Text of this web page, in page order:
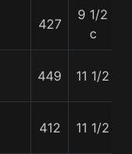
427
9 1/2
c
449 11 1/2
412 11 1/2